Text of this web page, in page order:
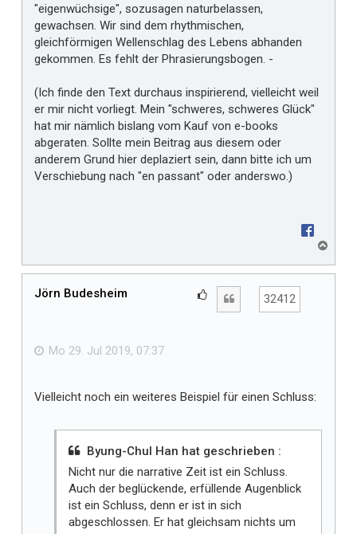
"eigenwüchsige", sozusagen naturbelassen,
gewachsen. Wir sind dem rhythmischen,
gleichförmigen Wellenschlag des Lebens abhanden
gekommen. Es fehlt der Phrasierungsbogen. -
(Ich finde den Text durchaus inspirierend, vielleicht weil
er mir nicht vorliegt. Mein "schweres, schweres Glück"
hat mir nämlich bislang vom Kauf von e-books
abgeraten. Sollte mein Beitrag aus diesem oder
anderem Grund hier deplaziert sein, dann bitte ich um
Verschiebung nach "en passant" oder anderswo.)
c
Jörn Budesheim
t
i
r
32412
Mo 29. Jul 2019, 07:37
Vielleicht noch ein weiteres Beispiel für einen Schluss:
Byung-Chul Han hat geschrieben :
Nicht nur die narrative Zeit ist ein Schluss.
Auch der beglückende, erfüllende Augenblick
ist ein Schluss, denn er ist in sich
abgeschlossen. Er hat gleichsam nichts um